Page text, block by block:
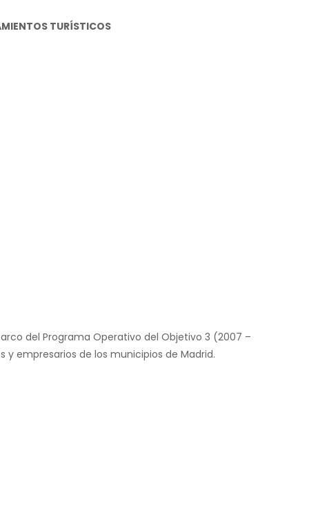
TURÍSTICOS
del Programa Operativo del Objetivo 3 (2007 –
empresarios de los municipios de Madrid.